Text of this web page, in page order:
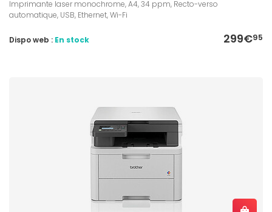
Imprimante laser monochrome, A4, 34 ppm, Recto-verso
automatique, USB, Ethernet, Wi-Fi
299€95
Dispo web : En stock